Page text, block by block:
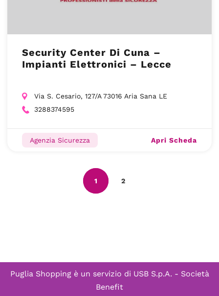
Security Center Di Cuna –
Impianti Elettronici – Lecce
Via S. Cesario, 127/A 73016 Aria Sana LE
3288374595
Agenzia Sicurezza Apri Scheda
1 2
Puglia Shopping è un servizio di USB S.p.A. - Società
Benefit